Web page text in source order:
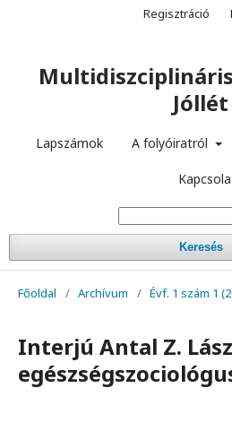
Multidiszciplináris
Jóllét
Lapszámok A folyóiratról
Keresés
Regisztráció
Főoldal / Archívum / Évf. 1 szám 1
Interjú Antal Z.